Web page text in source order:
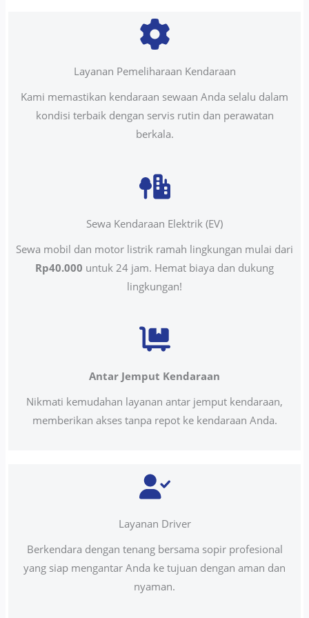
Layanan Pemeliharaan Kendaraan
Kami memastikan kendaraan sewaan Anda selalu dalam
kondisi terbaik dengan servis rutin dan perawatan
berkala.
Sewa Kendaraan Elektrik (EV)
Sewa mobil dan motor listrik ramah lingkungan mulai dari
Rp40.000 untuk 24 jam. Hemat biaya dan dukung
lingkungan!
Antar Jemput Kendaraan
Nikmati kemudahan layanan antar jemput kendaraan,
memberikan akses tanpa repot ke kendaraan Anda.
Layanan Driver
Berkendara dengan tenang bersama sopir profesional
yang siap mengantar Anda ke tujuan dengan aman dan
nyaman.